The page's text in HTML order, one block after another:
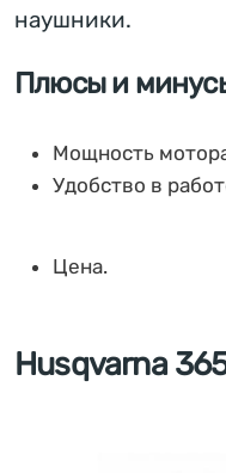
наушники.
Плюсы и
Мощность
Удобство в
Цена.
Husqvarna